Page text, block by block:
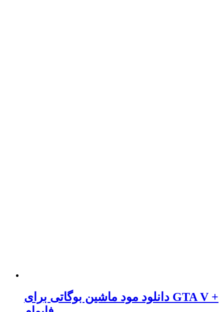
دانلود مود ماشین بوگاتی برای GTA V +